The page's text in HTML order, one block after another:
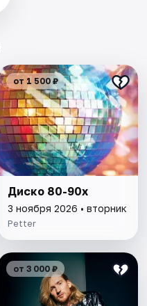
от 1 500 ₽
Диско 80-90х
3 ноября 2026 • вторник
Petter
от 3 000 ₽